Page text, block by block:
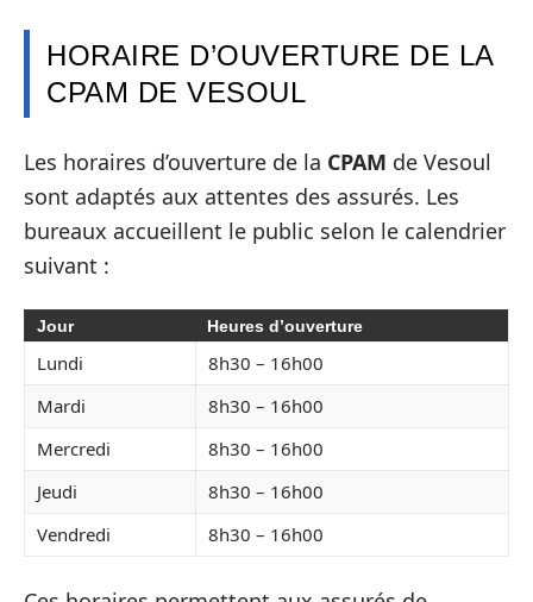
HORAIRE D’OUVERTURE DE LA
CPAM DE VESOUL
Les horaires d’ouverture de la CPAM de Vesoul
sont adaptés aux attentes des assurés. Les
bureaux accueillent le public selon le calendrier
suivant :
Jour Heures d’ouverture
Lundi
8h30 – 16h00
Mardi
8h30 – 16h00
Mercredi
8h30 – 16h00
Jeudi
8h30 – 16h00
Vendredi
8h30 – 16h00